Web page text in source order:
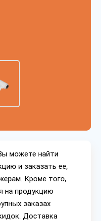
можете найти
и заказать ее,
Кроме того,
на продукцию
заказах
Доставка